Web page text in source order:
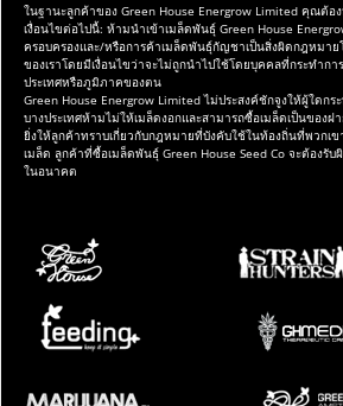
ในฐานะลูกค้าของ Green House Energrow Limited คุณต้
เงื่อนไขต่อไปนี้: ห้ามนำเข้าเมล็ดพันธุ์ Green House
ครอบครองและ/หรือการค้าเมล็ดพันธุ์กัญชาเป็นสิ่งผิดกฎหมาย
ของเราโดยมีเงื่อนไขว่าจะไม่ถูกนำไปใช้โดยบุคคลที่กระทำ
ประเทศหรือภูมิภาคของตน
Green House Energrow Limited ไม่ประสงค์ชักจูงให้ผู้ใดก
บางประเทศห้ามไม่ให้เมล็ดงอกและสามารถซื้อเมล็ดเป็นของฝ
ยิ่งให้ลูกค้าทราบเกี่ยวกับกฎหมายที่บังคับใช้ในท้องถิ่นที่พวกเ
เมล็ด ลูกค้าที่ซื้อเมล็ดพันธุ์ Green House Seed Co จะต้องรั
ในอนาคต